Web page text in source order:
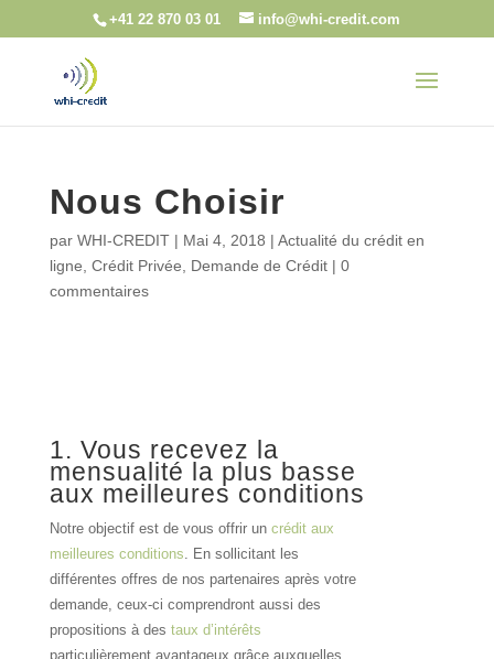
+41 22 870 03 01 info@whi-credit.com
Nous Choisir
par WHI-CREDIT| Mai 4, 2018 | Actualité du crédit en
ligne Crédit Privée Demande de Crédit| 0
commentaires
1. Vous recevez la
mensualité la plus basse
aux meilleures conditions
Notre objectif est de vous offrir un crédit aux
meilleures conditions. En sollicitant les
différentes offres de nos partenaires après votre
demande, ceux-ci comprendront aussi des
propositions à des taux d’intérêts
particulièrement avantageux grâce auxquelles